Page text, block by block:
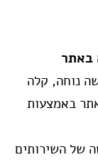
באתר
נוחה, קלה
באמצעות
של השירותים